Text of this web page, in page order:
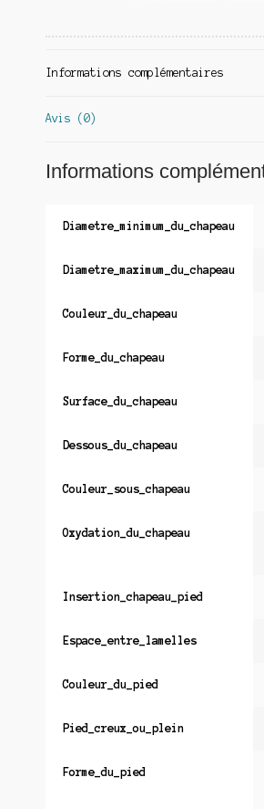
Informations complémentaires
Avis (0)
Informations
Diametre_minimum_du_chapeau
Diametre_maximum_du_chapeau
Couleur_du_chapeau
Forme_du_chapeau
Surface_du_chapeau
Dessous_du_chapeau
Couleur_sous_chapeau
Oxydation_du_chapeau
Insertion_chapeau_pied
Espace_entre_lamelles
Couleur_du_pied
Pied_creux_ou_plein
Forme_du_pied